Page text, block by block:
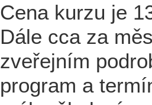
Cena kurzu je
Dále cca za
zveřejním
program a